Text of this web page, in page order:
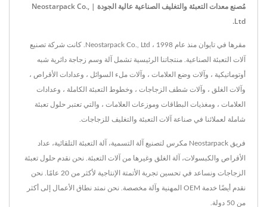
مُصنع معدات التعبئة والتغليف الصناعية عالية الجودة | Neostarpack Co.,
Ltd.
مقرها في تايوان منذ عام 1998 ، Neostarpack Co., Ltd. كانت شركة تصنيع
آلات التعبئة الصناعية. منتجاتنا الرئيسية تشمل آلة وسم زجاجة دائرية شبه
أوتوماتيكية ، وآلات وضع العلامات ، وآلات ملء السوائل ، وعدادات الأقراص ،
وآلات الغلق ، وآلات شطف الزجاجات ، وخطوط التعبئة الكاملة ، وعدادات
العلامات ، ومغذيات البطاقات وموزعات العلامات ، والتي تعتبر حلول تعبئة
شاملة لعملائنا في صناعة آلات التعبئة والتغليف للزجاجات.
فريق Neostarpack مكرس لتصنيع آلة التسمية، آلة التعبئة التلقائية، عداد
الأقراص والكبسولات، آلة الغلق وغيرها من آلات التعبئة. نحن نقدم حلول تعبئة
الزجاجات ونساعد في تحسين تجربة الأتمتة الإنتاجية لأكثر من 20 عامًا. نحن
نقدم أيضًا خدمة OEM المهنية وآلة مخصصة. نحن نمتد نطاق الأعمال إلى أكثر
من 50 دولة.